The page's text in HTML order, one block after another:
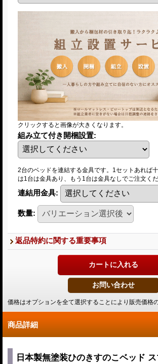
クリックすると画像が大きくなります。
組み立て付き開梱設置:
2台のベッドを連結する金具です。1セットあれば
は1台は金具あり、もう1台は金具なしでご注文くだ
連結用金具:
数量:
返品特約に関する重要事項
価格はオプションを全て選択することにより販売価格
商品詳細
日本製無塗装ひのきすのこベッド